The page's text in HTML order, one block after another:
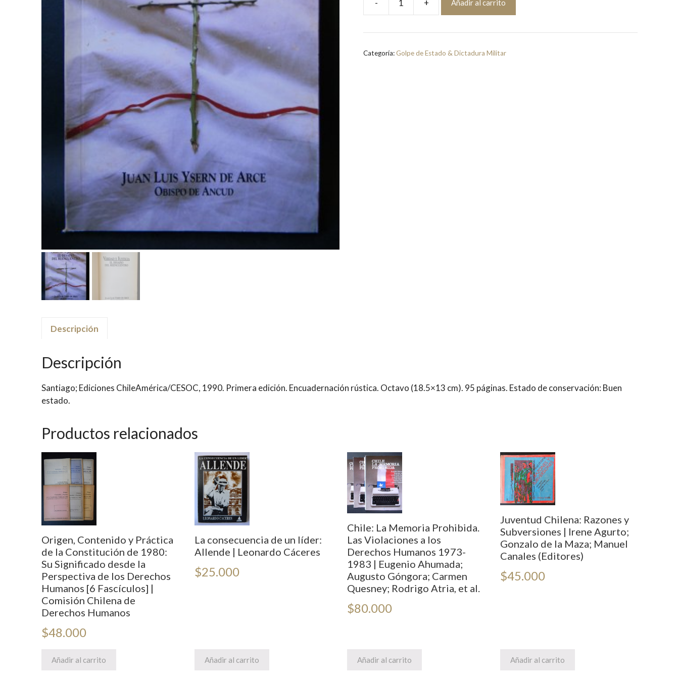
-
Justicia:
Desafío
+ Añadir al carrito
Categoría:Golpe de Estado & Dictadura Militar
Descripción
Descripción
Santiago; Ediciones ChileAmérica/CESOC, 1990. Primera edición. Encuadernación rústica. Octavo (18.5×13 cm). 95 páginas. Estado de conservación: Buen
estado.
Productos relacionados
Origen, Contenido y Práctica
de la Constitución de 1980:
Su Significado desde la
Perspectiva de los Derechos
Humanos [6 Fascículos] |
Comisión Chilena de
Derechos Humanos
$48.000
Añadir al carrito
La consecuencia de un líder:
Allende | Leonardo Cáceres
$25.000
Añadir al carrito
Chile: La Memoria Prohibida.
Las Violaciones a los
Derechos Humanos 1973-
1983 | Eugenio Ahumada;
Augusto Góngora; Carmen
Quesney; Rodrigo Atria, et al.
$80.000
Añadir al carrito
Juventud Chilena: Razones y
Subversiones | Irene Agurto;
Gonzalo de la Maza; Manuel
Canales (Editores)
$45.000
Añadir al carrito